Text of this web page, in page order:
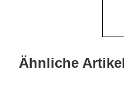
Ähnliche Artikel
War die Fußball-WM